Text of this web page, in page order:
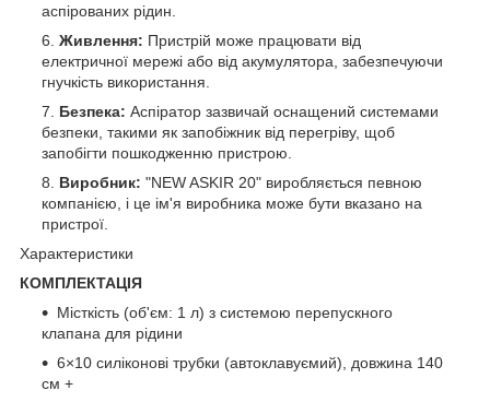
аспірованих рідин.
Живлення: Пристрій може працювати від
електричної мережі або від акумулятора, забезпечуючи
гнучкість використання.
Безпека: Аспіратор зазвичай оснащений системами
безпеки, такими як запобіжник від перегріву, щоб
запобігти пошкодженню пристрою.
Виробник: "NEW ASKIR 20" виробляється певною
компанією, і це ім'я виробника може бути вказано на
пристрої.
Характеристики
КОМПЛЕКТАЦІЯ
Місткість (об'єм: 1 л) з системою перепускного
клапана для рідини
6×10 силіконові трубки (автоклавуємий), довжина 140
см +